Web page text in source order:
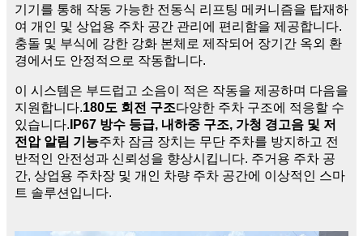
기기를 통해 작동 가능한 전동식 리프팅 메커니즘을 탑재하
여 개인 및 상업용 주차 공간 관리에 편리함을 제공합니다.
충돌 및 부식에 강한 강화 본체로 제작되어 장기간 옥외 환
경에서도 안정적으로 작동합니다.
이 시스템은 부드럽고 소음이 적은 작동을 제공하며 다음을
지원합니다.180도 회전 구조다양한 주차 구조에 적응할 수
있습니다. IP67 방수 등급, 내하중 구조, 가청 경고음 및 저
전압 알림 기능주차 잠금 장치는 무단 주차를 방지하고 전
반적인 안전성과 신뢰성을 향상시킵니다. 주거용 주차 공
간, 상업용 주차장 및 개인 차량 주차 공간에 이상적인 스마
트 솔루션입니다.